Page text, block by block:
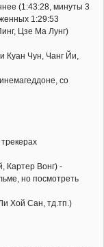
(1:43:28, минуты 3
1:29:53
Цзе Ма Лунг)
Куан Чун, Чанг Йи,
со
Картер Вонг) -
но посмотреть
Хой Сан, тд.тп.)